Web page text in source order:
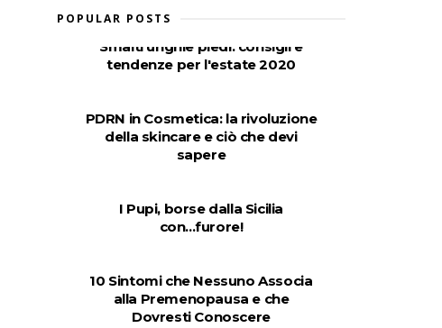
POPULAR POSTS
Smalti unghie piedi: consigli e
tendenze per l'estate 2020
PDRN in Cosmetica: la rivoluzione
della skincare e ciò che devi
sapere
I Pupi, borse dalla Sicilia
con...furore!
10 Sintomi che Nessuno Associa
alla Premenopausa e che
Dovresti Conoscere